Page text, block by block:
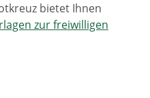
bietet Ihnen
zur freiwilligen